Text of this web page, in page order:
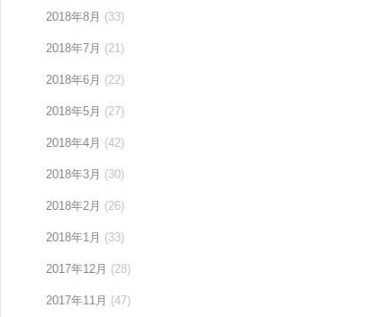
2018年8月 (33)
2018年7月 (21)
2018年6月 (22)
2018年5月 (27)
2018年4月 (42)
2018年3月 (30)
2018年2月 (26)
2018年1月 (33)
2017年12月 (28)
2017年11月 (47)